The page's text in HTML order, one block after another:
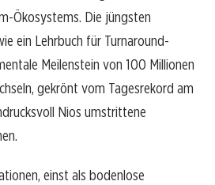
Ökosystems. Die jüngsten
ein Lehrbuch für Turnaround-
Meilenstein von 100 Millionen
gekrönt vom Tagesrekord am
Nios umstrittene
einst als bodenlose